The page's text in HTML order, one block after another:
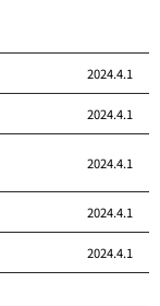
2024.4.1
2024.4.1
2024.4.1
2024.4.1
2024.4.1